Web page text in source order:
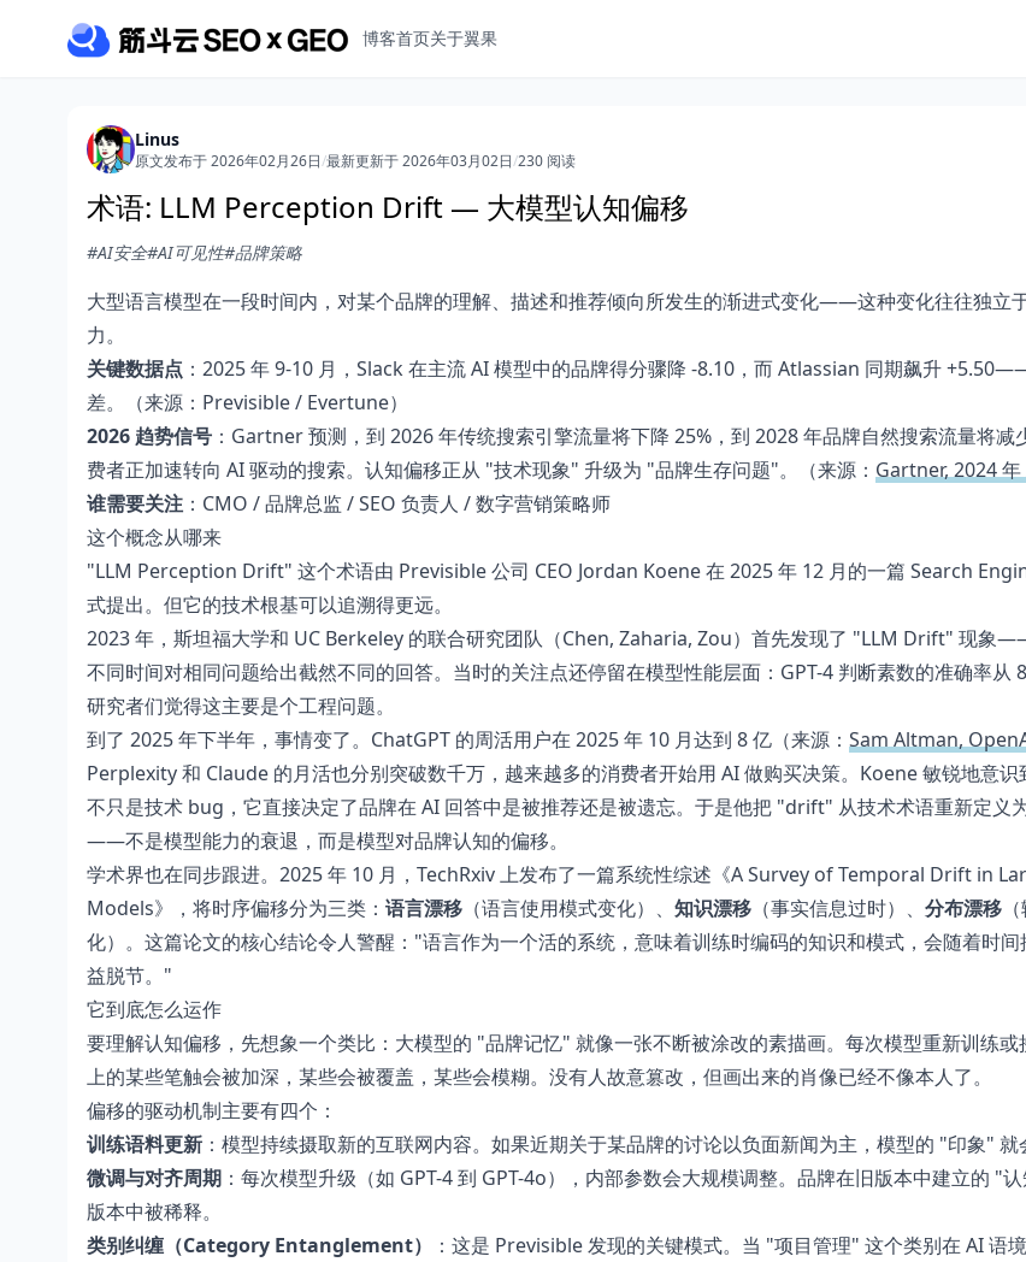
博客首页关于翼果
Linus
原文发布于 2026年02月26日/最新更新于 2026年03月02日/230 阅读
术语: LLM Perception Drift — 大模型认知偏移
#AI安全#AI可见性#品牌策略
大型语言模型在一段时间内，对某个品牌的理解、描述和推荐倾向所发生的渐进式变化——这种变化往往独立
力。
关键数据点 ：2025 年 9-10 月，Slack 在主流 AI 模型中的品牌得分骤降 -8.10，而 Atlassian 同期飙升
差。（来源：Previsible / Evertune）
2026 趋势信号 ：Gartner 预测，到 2026 年传统搜索引擎流量将下降 25%，到 2028 年品牌自然搜索流量将
费者正加速转向 AI 驱动的搜索。认知偏移正从 "技术现象" 升级为 "品牌生存问题"。（来源： Gartner, 2024 年
谁需要关注 ：CMO / 品牌总监 / SEO 负责人 / 数字营销策略师
这个概念从哪来
"LLM Perception Drift" 这个术语由 Previsible 公司 CEO Jordan Koene 在 2025 年 12 月的一篇 Search
式提出。但它的技术根基可以追溯得更远。
2023 年，斯坦福大学和 UC Berkeley 的联合研究团队（Chen, Zaharia, Zou）首先发现了 "LLM Drift" 现象
不同时间对相同问题给出截然不同的回答。当时的关注点还停留在模型性能层面：GPT-4 判断素数的准确率从
研究者们觉得这主要是个工程问题。
到了 2025 年下半年，事情变了。ChatGPT 的周活用户在 2025 年 10 月达到 8 亿（来源： Sam Altman,
Perplexity 和 Claude 的月活也分别突破数千万，越来越多的消费者开始用 AI 做购买决策。Koene 敏锐地意
不只是技术 bug，它直接决定了品牌在 AI 回答中是被推荐还是被遗忘。于是他把 "drift" 从技术术语重新定义
——不是模型能力的衰退，而是模型对品牌认知的偏移。
学术界也在同步跟进。2025 年 10 月，TechRxiv 上发布了一篇系统性综述《A Survey of Temporal Drift in
Models》，将时序偏移分为三类： 语言漂移 （语言使用模式变化）、 知识漂移 （事实信息过时）、 分布漂移
化）。这篇论文的核心结论令人警醒："语言作为一个活的系统，意味着训练时编码的知识和模式，会随着时间
益脱节。"
它到底怎么运作
要理解认知偏移，先想象一个类比：大模型的 "品牌记忆" 就像一张不断被涂改的素描画。每次模型重新训练
上的某些笔触会被加深，某些会被覆盖，某些会模糊。没有人故意篡改，但画出来的肖像已经不像本人了。
偏移的驱动机制主要有四个：
训练语料更新 ：模型持续摄取新的互联网内容。如果近期关于某品牌的讨论以负面新闻为主，模型的 "印象" 就
微调与对齐周期 ：每次模型升级（如 GPT-4 到 GPT-4o），内部参数会大规模调整。品牌在旧版本中建立的 "
版本中被稀释。
类别纠缠（Category Entanglement）
：这是 Previsible 发现的关键模式。当 "项目管理" 这个类别在 AI 语